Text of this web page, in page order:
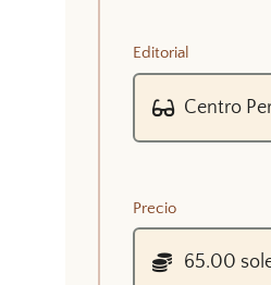
Editorial
Precio